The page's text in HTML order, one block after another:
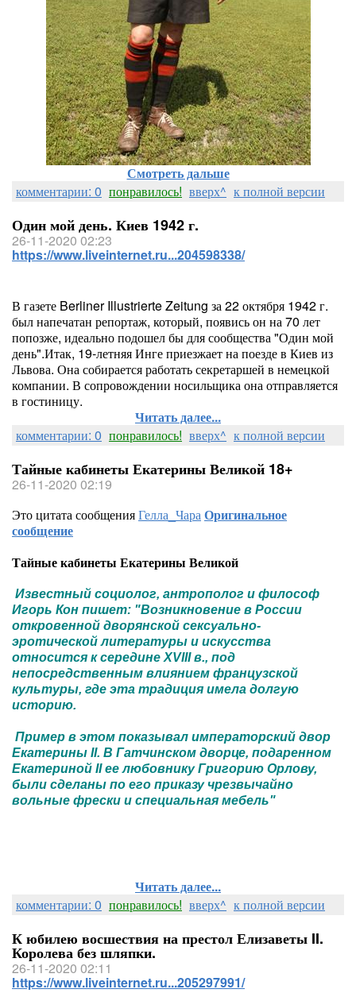
Смотреть дальше
комментарии: 0 понравилось! вверх^ к полной версии
Один мой день. Киев 1942 г.
26-11-2020 02:23
https://www.liveinternet.ru...204598338/
В газете Berliner Illustrierte Zeitung за 22 октября 1942 г.
был напечатан репортаж, который, появись он на 70 лет
попозже, идеально подошел бы для сообщества "Один мой
день".Итак, 19-летняя Инге приезжает на поезде в Киев из
Львова. Она собирается работать секретаршей в немецкой
компании. В сопровождении носильщика она отправляется
в гостиницу.
Читать далее...
комментарии: 0 понравилось! вверх^ к полной версии
Тайные кабинеты Екатерины Великой 18+
26-11-2020 02:19
Это цитата сообщенияГелла_ЧараОригинальное
сообщение
Тайные кабинеты Екатерины Великой
Известный социолог, антрополог и философ
Игорь Кон пишет: "Возникновение в России
откровенной дворянской сексуально-
эротической литературы и искусства
относится к середине XVIII в., под
непосредственным влиянием французской
культуры, где эта традиция имела долгую
историю.
Пример в этом показывал императорский двор
Екатерины II. В Гатчинском дворце, подаренном
Екатериной II ее любовнику Григорию Орлову,
были сделаны по его приказу чрезвычайно
вольные фрески и специальная мебель"
Читать далее...
комментарии: 0 понравилось! вверх^ к полной версии
К юбилею восшествия на престол Елизаветы II.
Королева без шляпки.
26-11-2020 02:11
https://www.liveinternet.ru...205297991/